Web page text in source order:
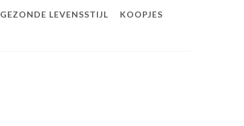
GEZONDE LEVENSSTIJL KOOPJES